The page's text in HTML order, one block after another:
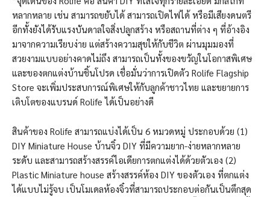
หลากหลาย เช่น สามารถขยับได้ สามารถเปิดไฟได้ หรือมีเสียงดนตรี
อีกทั้งยังได้รับแรงบันดาลใจสิ่งปลูกสร้าง หรือสถานที่ต่าง ๆ ที่อ้างอิง
มาจากความเรียบง่าย แต่สร้างความสุขให้กับชีวิต ผ่านมุมมองที่
สวยงามแบบอย่างคาดไม่ถึง สามารถเป็นทั้งของขวัญในโอกาสพิเศษ
และของตกแต่งบ้านชิ้นโปรด เชื่อมั่นว่าการเปิดตัว Rolife Flagship
Store จะเพิ่มประสบการณ์พิเศษให้กับลูกค้าชาวไทย และขยายการ
เติบโตของแบรนด์ Rolife ได้เป็นอย่างดี
สินค้าของ Rolife สามารถแบ่งได้เป็น 6 หมวดหมู่ ประกอบด้วย (1)
DIY Miniature House บ้านจิ๋ว DIY ที่มีความยาก-ง่ายหลากหลาย
ระดับ และสามารถสร้างสรรค์ไอเดียการตกแต่งได้ด้วยตัวเอง (2)
Plastic Miniature house สร้างสรรค์ห้อง DIY ของตัวเอง ที่ตกแต่ง
ได้แบบไม่รู้จบ เป็นโมเดลห้องจิ๋วที่สามารถประกอบต่อกันเป็นตึกสุด